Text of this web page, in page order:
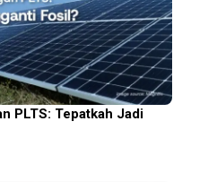
PLTS: Tepatkah Jadi